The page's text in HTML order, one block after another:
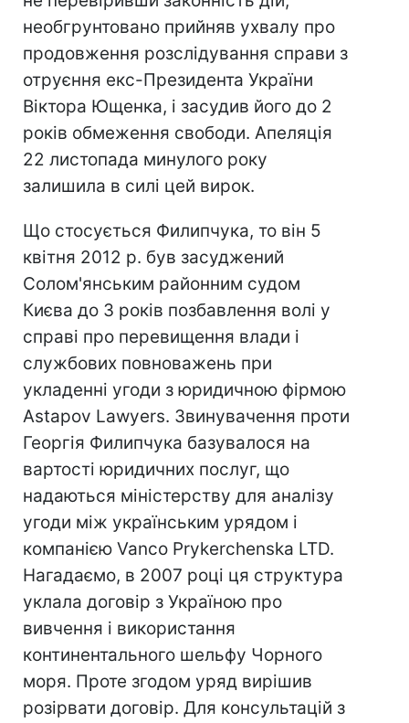
необгрунтовано прийняв ухвалу про
продовження розслідування справи з
отруєння екс-Президента України
Віктора Ющенка, і засудив його до 2
років обмеження свободи. Апеляція
22 листопада минулого року
залишила в силі цей вирок.
Що стосується Филипчука, то він 5
квітня 2012 р. був засуджений
Солом'янським районним судом
Києва до 3 років позбавлення волі у
справі про перевищення влади і
службових повноважень при
укладенні угоди з юридичною фірмою
Astapov Lawyers. Звинувачення проти
Георгія Филипчука базувалося на
вартості юридичних послуг, що
надаються міністерству для аналізу
угоди між українським урядом і
компанією Vanco Prykerchenska LTD.
Нагадаємо, в 2007 році ця структура
уклала договір з Україною про
вивчення і використання
континентального шельфу Чорного
моря. Проте згодом уряд вирішив
розірвати договір. Для консультацій з